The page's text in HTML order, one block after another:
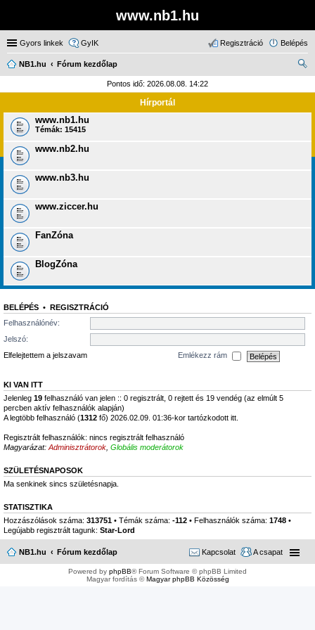
www.nb1.hu
Gyors linkek GyIK Belépés
Regisztráció
NB1.hu
Fórum kezdőlap
s
Pontos idő: 2026.08.08. 14:22
Hírportál
www.nb1.hu
Témák: 15415
www.nb2.hu
www.nb3.hu
www.ziccer.hu
FanZóna
BlogZóna
BELÉPÉS • REGISZTRÁCIÓ
Felhasználónév:
Jelszó:
Elfelejtettem a jelszavam
Emlékezz rám
KI VAN ITT
Jelenleg 19 felhasználó van jelen :: 0 regisztrált, 0 rejtett és 19 vendég (az elmúlt 5
percben aktív felhasználók alapján)
A legtöbb felhasználó (1312 fő) 2026.02.09. 01:36-kor tartózkodott itt.
Regisztrált felhasználók: nincs regisztrált felhasználó
Magyarázat: Adminisztrátorok Globális moderátorok
SZÜLETÉSNAPOSOK
Ma senkinek sincs születésnapja.
STATISZTIKA
Hozzászólások száma: 313751 • Témák száma: -112 • Felhasználók száma: 1748 •
Legújabb regisztrált tagunk: Star-Lord
NB1.hu Fórum kezdőlap A csapat
Kapcsolat
Powered by phpBB® Forum Software © phpBB Limited
Magyar fordítás ©Magyar phpBB Közösség